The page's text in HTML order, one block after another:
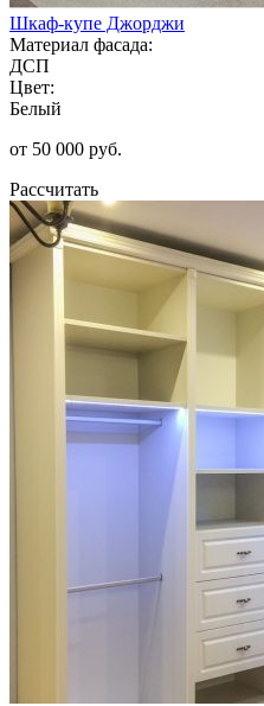
Шкаф-купе Джорджи
Материал фасада:
ДСП
Цвет:
Белый
от 50 000 руб.
Рассчитать